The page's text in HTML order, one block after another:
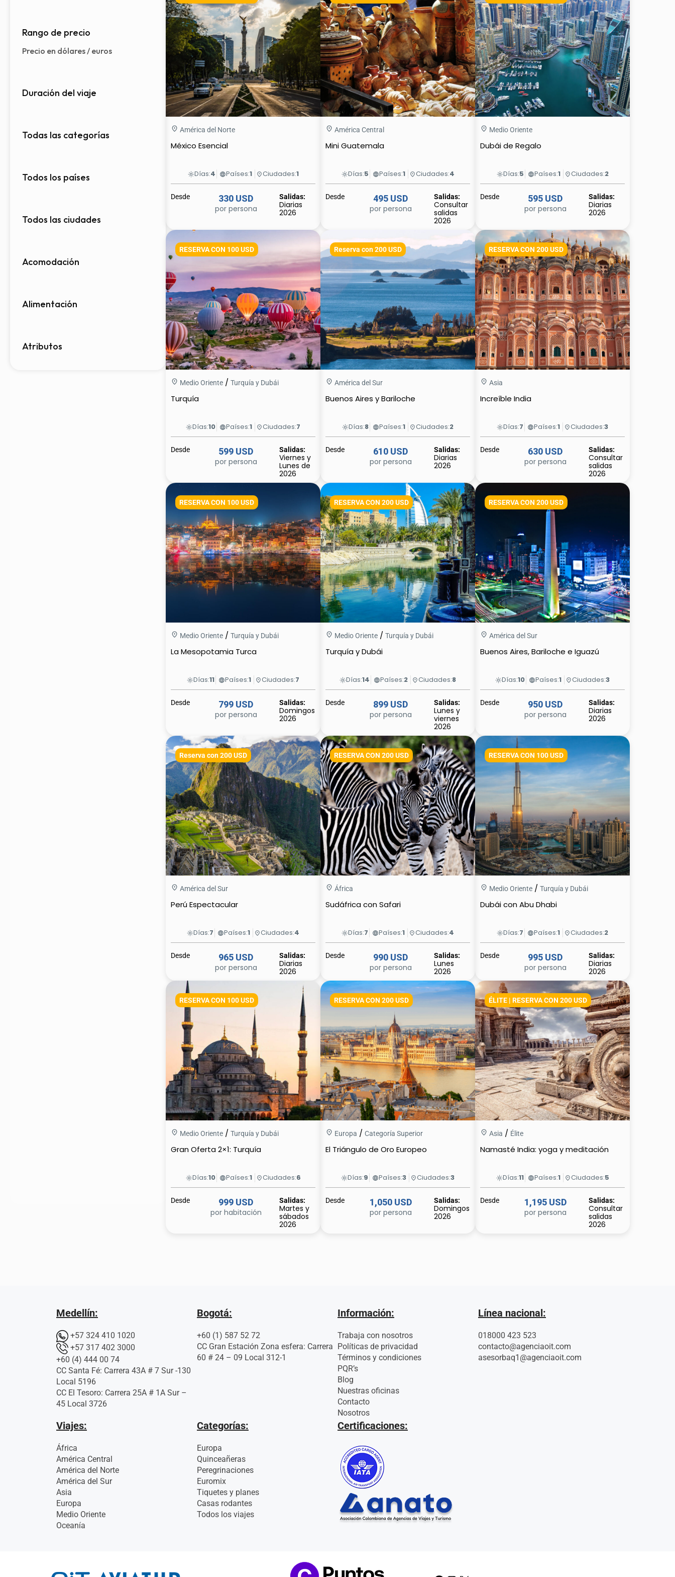
Rango de precio
Precio en dólares / euros
Duración del viaje
Todas las categorías
Todos los países
Todos las ciudades
Acomodación
Alimentación
Atributos
América del Norte
México Esencial
light_modeDías:4 languagePaíses:1 placeCiudades:1
Desde 330 USD
por persona
Salidas:
Diarias
2026
América Central
Mini Guatemala
light_modeDías:5 languagePaíses:1 placeCiudades:4
Desde 495 USD
por persona
Salidas:
Consultar
salidas
2026
Medio Oriente
Dubái de Regalo
light_modeDías:5 languagePaíses:1 placeCiudades:2
Desde 595 USD
por persona
Salidas:
Diarias
2026
RESERVA CON 100 USD
Medio Oriente / Turquía y Dubái
Turquía
light_modeDías:10 languagePaíses:1 placeCiudades:7
Desde 599 USD
por persona
Salidas:
Viernes y
Lunes de
2026
Reserva con 200 USD
América del Sur
Buenos Aires y Bariloche
light_modeDías:8 languagePaíses:1 placeCiudades:2
Desde 610 USD
por persona
Salidas:
Diarias
2026
RESERVA CON 200 USD
Asia
Increíble India
light_modeDías:7 languagePaíses:1 placeCiudades:3
Desde 630 USD
por persona
Salidas:
Consultar
salidas
2026
RESERVA CON 100 USD
Medio Oriente / Turquía y Dubái
La Mesopotamia Turca
light_modeDías:11 languagePaíses:1 placeCiudades:7
Desde 799 USD
por persona
Salidas:
Domingos
2026
RESERVA CON 200 USD
Medio Oriente /Turquía y Dubái
Turquía y Dubái
light_modeDías:14 languagePaíses:2 placeCiudades:8
Desde 899 USD
por persona
Salidas:
Lunes y
viernes
2026
RESERVA CON 200 USD
América del Sur
Buenos Aires, Bariloche e Iguazú
light_modeDías:10 languagePaíses:1 placeCiudades:3
Desde 950 USD
por persona
Salidas:
Diarias
2026
Reserva con 200 USD
América del Sur
Perú Espectacular
light_modeDías:7 languagePaíses:1 placeCiudades:4
Desde 965 USD
por persona
Salidas:
Diarias
2026
RESERVA CON 200 USD
África
Sudáfrica con Safari
light_modeDías:7 languagePaíses:1 placeCiudades:4
Desde 990 USD
por persona
Salidas:
Lunes
2026
RESERVA CON 100 USD
Medio Oriente /Turquía y Dubái
Dubái con Abu Dhabi
light_modeDías:7 languagePaíses:1 placeCiudades:2
Desde 995 USD
por persona
Salidas:
Diarias
2026
RESERVA CON 100 USD
Medio Oriente / Turquía y Dubái
Gran Oferta 2×1: Turquía
light_modeDías:10 languagePaíses:1 placeCiudades:6
Desde 999 USD
por habitación
Salidas:
Martes y
sábados
2026
RESERVA CON 200 USD
Europa /Categoría Superior
El Triángulo de Oro Europeo
light_modeDías:9 languagePaíses:3 placeCiudades:3
Desde 1,050 USD
por persona
Salidas:
Domingos
2026
ÉLITE | RESERVA CON 200 USD
Asia / Élite
Namasté India: yoga y meditación
light_modeDías:11 languagePaíses:1 placeCiudades:5
Desde 1,195 USD
por persona
Salidas:
Consultar
salidas
2026
Medellín:
+57 324 410 1020
+57 317 402 3000
+60 (4) 444 00 74
CC Santa Fé: Carrera 43A # 7 Sur -130
Local 5196
CC El Tesoro: Carrera 25A # 1A Sur –
45 Local 3726
Bogotá:
+60 (1) 587 52 72
CC Gran Estación Zona esfera: Carrera
60 # 24 – 09 Local 312-1
Información:
Trabaja con nosotros
Políticas de privacidad
Términos y condiciones
PQR’s
Blog
Nuestras oficinas
Contacto
Nosotros
Línea nacional:
018000 423 523
contacto@agenciaoit.com
asesorbaq1@agenciaoit.com
Viajes:
África
América Central
América del Norte
América del Sur
Asia
Europa
Medio Oriente
Oceanía
Categorías:
Europa
Quinceañeras
Peregrinaciones
Euromix
Tiquetes y planes
Casas rodantes
Todos los viajes
Certificaciones: